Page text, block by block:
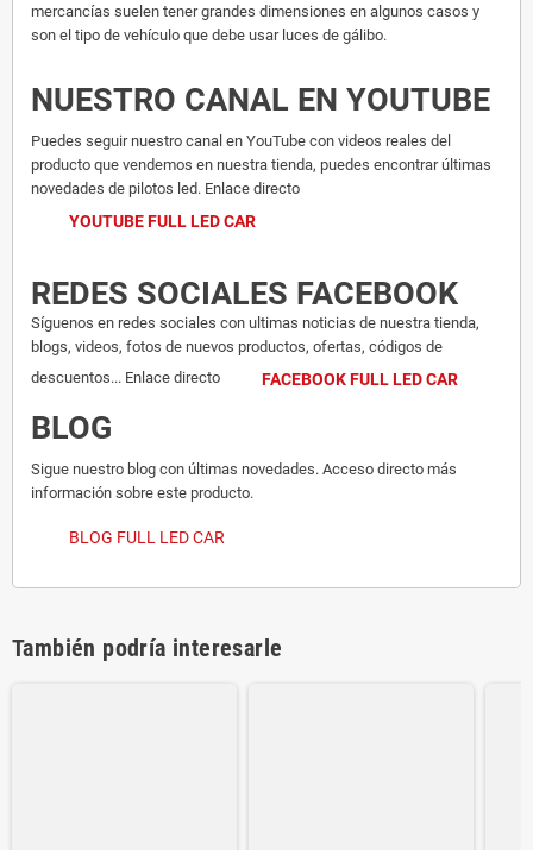
mercancías suelen tener grandes dimensiones en algunos casos y
son el tipo de vehículo que debe usar luces de gálibo.
NUESTRO CANAL EN YOUTUBE
Puedes seguir nuestro canal en YouTube con videos reales del
producto que vendemos en nuestra tienda, puedes encontrar últimas
novedades de pilotos led. Enlace directo
YOUTUBE FULL LED CAR
REDES SOCIALES FACEBOOK
Síguenos en redes sociales con ultimas noticias de nuestra tienda,
blogs, videos, fotos de nuevos productos, ofertas, códigos de
descuentos... Enlace directo
FACEBOOK FULL LED CAR
BLOG
Sigue nuestro blog con últimas novedades. Acceso directo más
información sobre este producto.
BLOG FULL LED CAR
También podría interesarle